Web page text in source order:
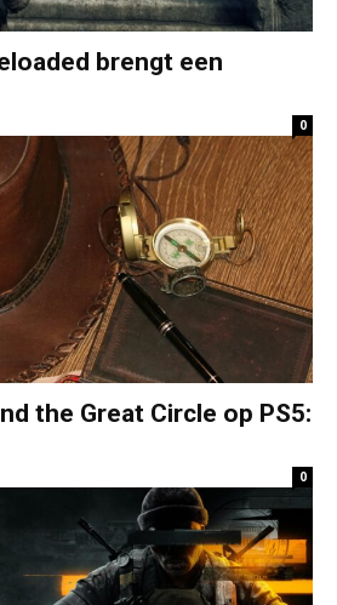
brengt een
0
the Great Circle op PS5:
0